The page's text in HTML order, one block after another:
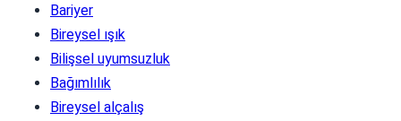
Bariyer
Bireysel ışık
Bilişsel uyumsuzluk
Bağımlılık
Bireysel alçalış